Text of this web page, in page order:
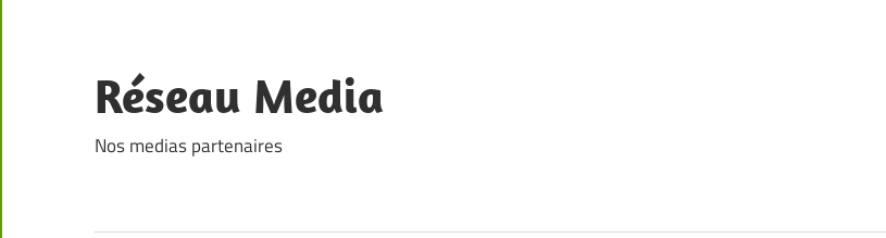
content
Réseau Media
Nos medias partenaires